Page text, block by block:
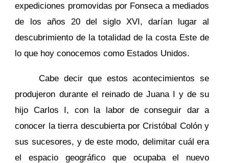
expediciones promovidas por Fonseca a mediados
de los años 20 del siglo XVI, darían lugar al
descubrimiento de la totalidad de la costa Este de
lo que hoy conocemos como Estados Unidos.
Cabe decir que estos acontecimientos se
produjeron durante el reinado de Juana I y de su
hijo Carlos I, con la labor de conseguir dar a
conocer la tierra descubierta por Cristóbal Colón y
sus sucesores, y de este modo, delimitar cuál era
el espacio geográfico que ocupaba el nuevo